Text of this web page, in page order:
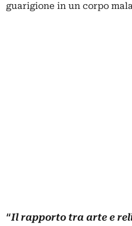
guarigione in un corpo
“Il rapporto tra arte e